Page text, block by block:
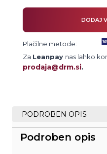
preša
Kape
in
Rokave
2
količina
DODAJ
Plačilne metode:
Za Leanpay nas lahko
prodaja@drm.si.
PODROBEN OPIS
Podroben opis